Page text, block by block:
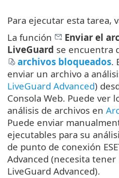
Para ejecutar esta tarea,
La función
Enviar el
LiveGuard se encuentra
archivos bloqueados.
enviar un archivo a
LiveGuard Advanced)
Consola Web. Puede ver
análisis de archivos en
Puede enviar
ejecutables para su
de punto de conexión
Advanced (necesita tener
LiveGuard Advanced).